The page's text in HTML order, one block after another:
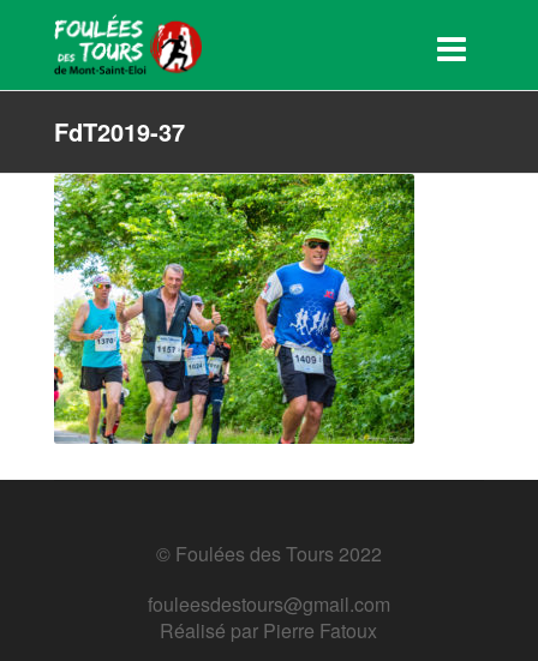
FdT2019-37
© Foulées des Tours 2022
fouleesdestours@gmail.com
Réalisé par Pierre Fatoux